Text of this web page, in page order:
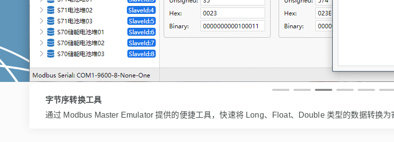
实时绘图
对任意数量的寄存器绘制实时图表，让数据变化趋势一目了然；支持X-Y轴缩放，导出图片。